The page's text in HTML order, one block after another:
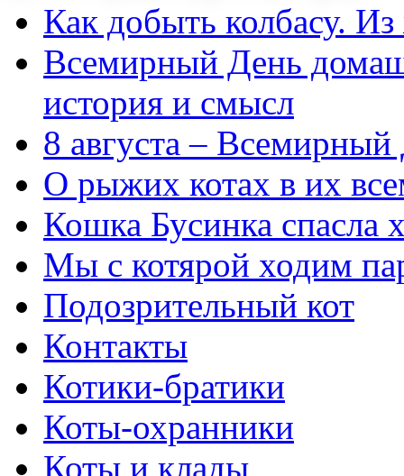
Как добыть колбасу.
Всемирный День
история и смысл
8 августа –
О рыжих котах в их
Кошка Бусинка спасла
Мы с котярой ходим
Подозрительный кот
Контакты
Котики-братики
Коты-охранники
Коты и клады